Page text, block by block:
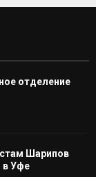
С
А
отделение
Шарипов
в Уфе